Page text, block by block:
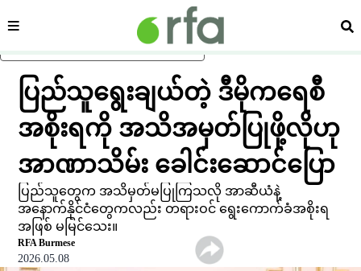
ပင်မအကြောင်းအရာသို့ ကျော်ရန်
ကဏ္ဍ ရှာ
ပြည်သူရွေးချယ်တဲ့ ဒီမိုကရေစီ
အစိုးရကို အသိအမှတ်ပြုဖို့လိုဟု
အာဏာသိမ်း ခေါင်းဆောင်ပြော
ပြည်သူတွေက အသိမှတ်မပြုကြသလို အာဆီယံနဲ့
အနောက်နိုင်ငံတွေကလည်း တရားဝင် ရွေးကောက်ခံအစိုးရ
အဖြစ် မမြင်သေး။
RFA Burmese
2026.05.08